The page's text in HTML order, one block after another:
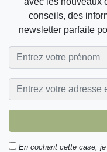
conseils, des
newsletter parfaite
En cochant cette case,